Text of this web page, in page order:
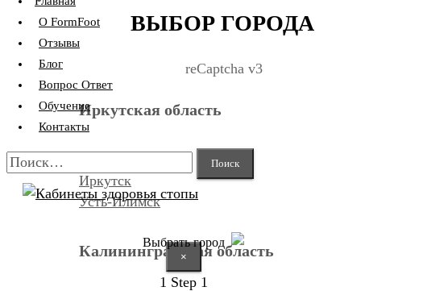
ВЫБОР ГОРОДА
reCaptcha v3
Иркутская область
Иркутск
Усть-Илимск
Калининградская область
О FormFoot
Отзывы
Блог
Вопрос Ответ
Обучение
Контакты
Найти:
Выбрать город
×
1 Step 1